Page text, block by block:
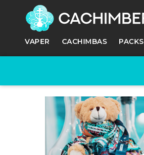
VAPER CACHIMBAS PACKS